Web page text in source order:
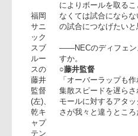
福岡
サニ
ック
スブ
ルー
スの
藤井
監督
○乾武志キャプテ
「いつも同じ課題
によりボールを取
なくては試合に
の試合につなげた
――NECのディフ
すか。
○藤井監督
「オーバーラップ